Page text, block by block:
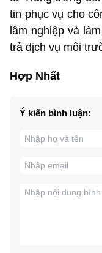
tin phục vụ cho
lâm nghiệp và
trả dịch vụ môi
Hợp Nhất
Ý kiến bình luận: